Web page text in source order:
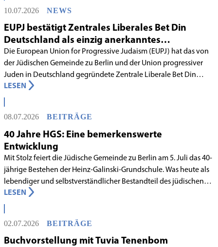
10.07.2026 NEWS
EUPJ bestätigt Zentrales Liberales Bet Din
Deutschland als einzig anerkanntes
liberales Rabbinatsgericht
Die European Union for Progressive Judaism (EUPJ) hat das von
der Jüdischen Gemeinde zu Berlin und der Union progressiver
Juden in Deutschland gegründete Zentrale Liberale Bet Din
Deutschland mit Wirkung zum 1. Juni 2026 als anerkanntes
Rabbinatsgericht aufgenommen.
LESEN
08.07.2026 BEITRÄGE
40 Jahre HGS: Eine bemerkenswerte
Entwicklung
Mit Stolz feiert die Jüdische Gemeinde zu Berlin am 5. Juli das 40-
jährige Bestehen der Heinz-Galinski-Grundschule. Was heute als
lebendiger und selbstverständlicher Bestandteil des jüdischen
Lebens in Berlin gilt, begann in den 1980er-Jahren unter
schwierigen Voraussetzungen. Vor dem Hintergrund eines
innergemeindlichen Wandels entstand bereits 1983 die Idee, eine
jüdische Grundschule zu gründen.
LESEN
02.07.2026 BEITRÄGE
Buchvorstellung mit Tuvia Tenenbom